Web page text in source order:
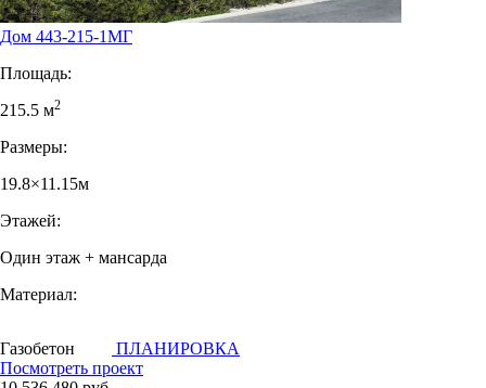
Дом 443-215-1МГ
Площадь:
215.5 м2
Размеры:
19.8×11.15м
Этажей:
Один этаж + мансарда
Материал:
Газобетон
ПЛАНИРОВКА
Посмотреть проект